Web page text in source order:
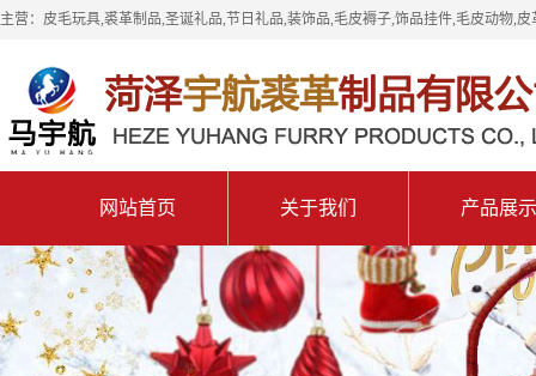
主营：皮毛玩具,裘革制品,圣诞礼品,节日礼品,装饰品,毛皮褥子,饰品挂件,毛皮动物,
网站首页 关于我们 产品展示